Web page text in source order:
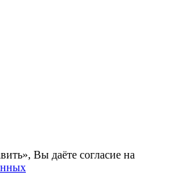
Вы даёте согласие на